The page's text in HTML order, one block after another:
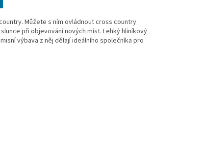
Můžete s ním ovládnout cross country
při objevování nových míst. Lehký hliníkový
výbava z něj dělají ideálního společníka pro